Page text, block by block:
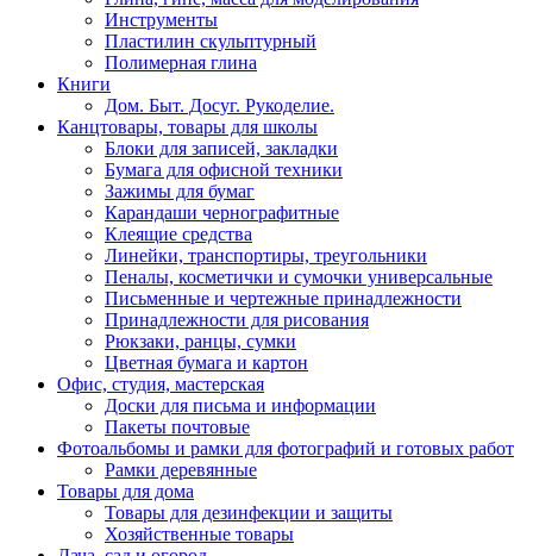
Инструменты
Пластилин скульптурный
Полимерная глина
Книги
Дом. Быт. Досуг. Рукоделие.
Канцтовары, товары для школы
Блоки для записей, закладки
Бумага для офисной техники
Зажимы для бумаг
Карандаши чернографитные
Клеящие средства
Линейки, транспортиры, треугольники
Пеналы, косметички и сумочки универсальные
Письменные и чертежные принадлежности
Принадлежности для рисования
Рюкзаки, ранцы, сумки
Цветная бумага и картон
Офис, студия, мастерская
Доски для письма и информации
Пакеты почтовые
Фотоальбомы и рамки для фотографий и готовых работ
Рамки деревянные
Товары для дома
Товары для дезинфекции и защиты
Хозяйственные товары